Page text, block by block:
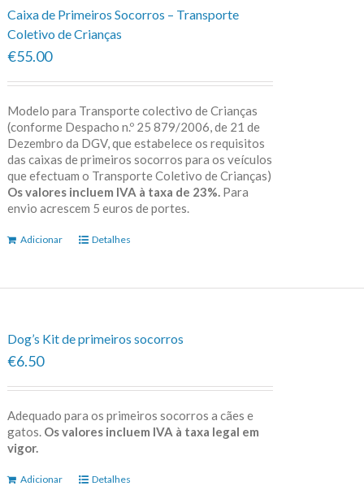
Caixa de Primeiros Socorros – Transporte
Coletivo de Crianças
€55.00
Modelo para Transporte colectivo de Crianças
(conforme Despacho n.º 25 879/2006, de 21 de
Dezembro da DGV, que estabelece os requisitos
das caixas de primeiros socorros para os veículos
que efectuam o Transporte Coletivo de Crianças)
Os valores incluem IVA à taxa de 23%. Para
envio acrescem 5 euros de portes.
Adicionar Detalhes
Dog’s Kit de primeiros socorros
€6.50
Adequado para os primeiros socorros a cães e
gatos. Os valores incluem IVA à taxa legal em
vigor.
Adicionar Detalhes